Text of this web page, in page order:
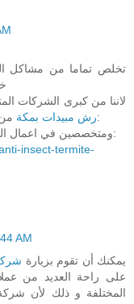
تخلص تماما من مشاكل
لاننا من كبرى الشركات
رش مبيدات بمكةمن افضل واقل الاسعار موقعنا الالكتروني:
ومتخصصين في اعمال الرش في اماكن انتشار الحشرات موقعنا:
insect-termite-
AM
يمكنك أن تقوم بزيارة
على راحة العديد من
المختلفة و ذلك لأن